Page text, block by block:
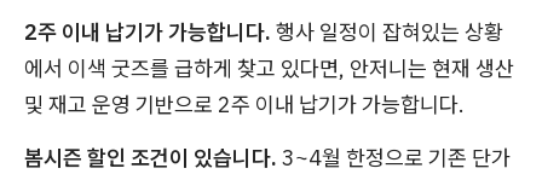
2주 이내 납기가 가능합니다. 행사 일정이 잡혀있는 상황
에서 이색 굿즈를 급하게 찾고 있다면, 안저니는 현재 생산
및 재고 운영 기반으로 2주 이내 납기가 가능합니다.
봄시즌 할인 조건이 있습니다. 3~4월 한정으로 기존 단가